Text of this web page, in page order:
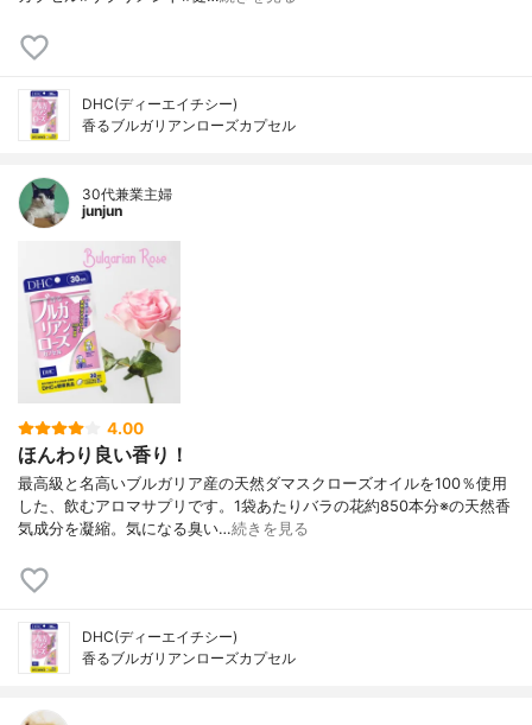
DHC(ディーエイチシー)
香るブルガリアンローズカプセル
30代兼業主婦
junjun
4.00
ほんわり良い香り！
最高級と名高いブルガリア産の天然ダマスクローズオイルを100％使用
した、飲むアロマサプリです。1袋あたりバラの花約850本分※の天然香
気成分を凝縮。気になる臭い…続きを見る
DHC(ディーエイチシー)
香るブルガリアンローズカプセル